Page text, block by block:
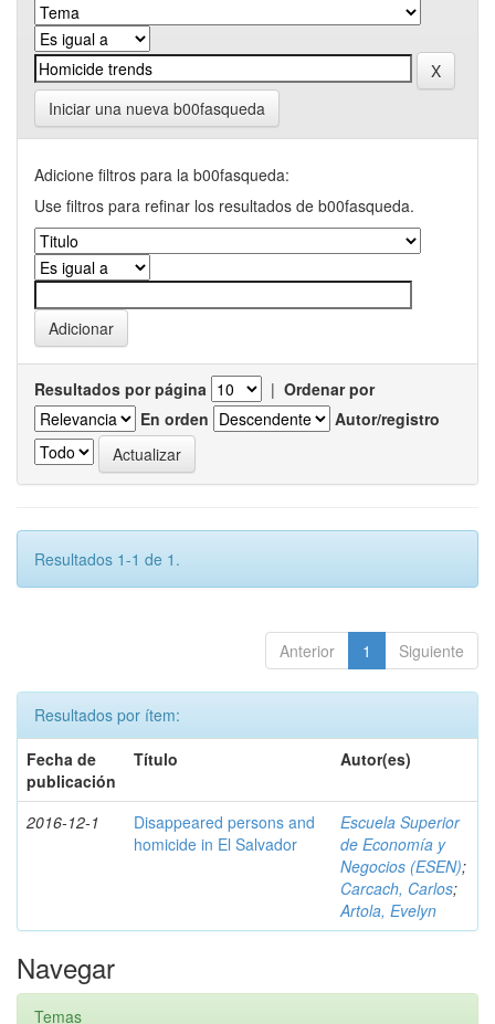
Iniciar una nueva b00fasqueda
Adicione filtros para la b00fasqueda:
Use filtros para refinar los resultados de b00fasqueda.
Resultados por página | Ordenar por
En orden
Autor/registro
Resultados 1-1 de 1.
Anterior 1 Siguiente
Resultados por ítem:
Fecha de
publicación
Título Autor(es)
2016-12-1
Disappeared persons and
homicide in El Salvador
Escuela Superior
de Economía y
Negocios (ESEN);
Carcach, Carlos;
Artola, Evelyn
Navegar
Temas